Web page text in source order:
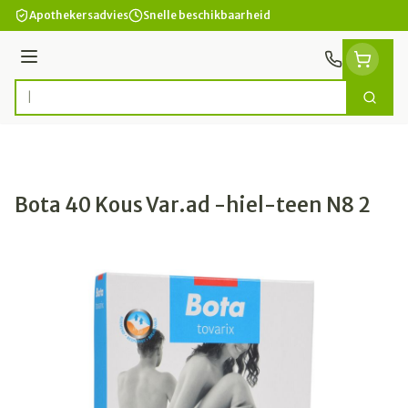
Ga naar de inhoud
Apothekersadvies Snelle beschikbaarheid
Menu
Product, merk, categorie... Zoek
Bota 40 Kous Var.ad -hiel-teen N8 2